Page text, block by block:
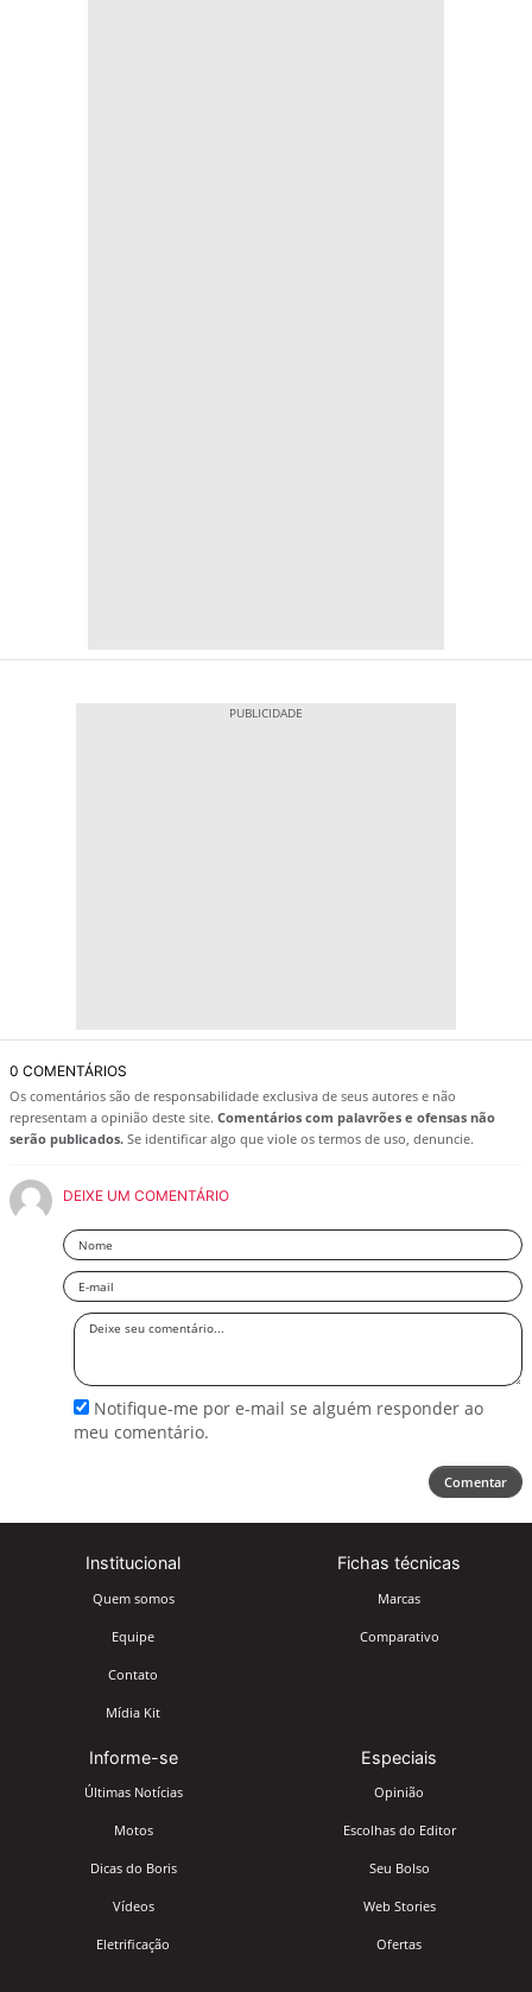
0 COMENTÁRIOS
Os comentários são de responsabilidade exclusiva de seus autores e não
representam a opinião deste site. Comentários com palavrões e ofensas não
serão publicados. Se identificar algo que viole os termos de uso, denuncie.
DEIXE UM COMENTÁRIO
Nome
Email
Deixe
Notifique-me por e-mail se alguém responder ao
meu comentário.
Comentar
Institucional
Quem somos
Equipe
Contato
Mídia Kit
Fichas técnicas
Marcas
Comparativo
Informe-se
Últimas Notícias
Motos
Dicas do Boris
Vídeos
Eletrificação
Especiais
Opinião
Escolhas do Editor
Seu Bolso
Web Stories
Ofertas